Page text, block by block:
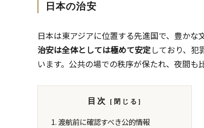
日本の治安
日本は東アジアに位置する先進国で、豊かな
治安は全体としては極めて安定しており、犯
います。公共の場での秩序が保たれ、夜間も
目次
渡航前に確認すべき公的情報